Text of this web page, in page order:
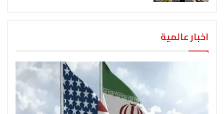
اخبار عالمية